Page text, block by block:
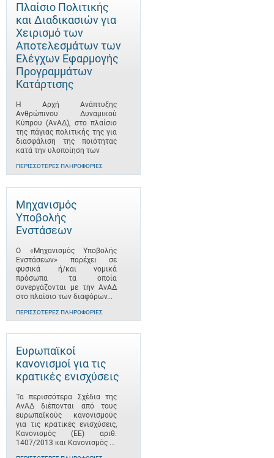
Πλαίσιο Πολιτικής
και Διαδικασιών για
Χειρισμό των
Αποτελεσμάτων των
Ελέγχων Εφαρμογής
Προγραμμάτων
Κατάρτισης
Η Αρχή Ανάπτυξης
Ανθρώπινου Δυναμικού
Κύπρου (ΑνΑΔ), στο πλαίσιο
της πάγιας πολιτικής της για
διασφάλιση της ποιότητας
κατά την υλοποίηση των
ΠΕΡΙΣΣΌΤΕΡΕΣ ΠΛΗΡΟΦΟΡΊΕΣ
Μηχανισμός
Υποβολής
Ενστάσεων
Ο «Μηχανισμός Υποβολής
Ενστάσεων» παρέχει σε
φυσικά ή/και νομικά
πρόσωπα τα οποία
συνεργάζονται με την ΑνΑΔ
στο πλαίσιο των διαφόρων...
ΠΕΡΙΣΣΌΤΕΡΕΣ ΠΛΗΡΟΦΟΡΊΕΣ
Ευρωπαϊκοί
κανονισμοί για τις
κρατικές ενισχύσεις
Τα περισσότερα Σχέδια της
ΑνΑΔ διέπονται από τους
ευρωπαϊκούς κανονισμούς
για τις κρατικές ενισχύσεις,
Κανονισμός (ΕΕ) αριθ.
1407/2013 και Κανονισμός ...